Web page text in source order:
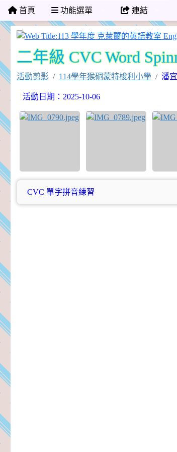
首頁 功能選單 連結
二年級 CVC Word
活動剪影 114學年猴硐蒙特梭利小學 潘
活動日期：2025-10-06
CVC 單字拼音練習